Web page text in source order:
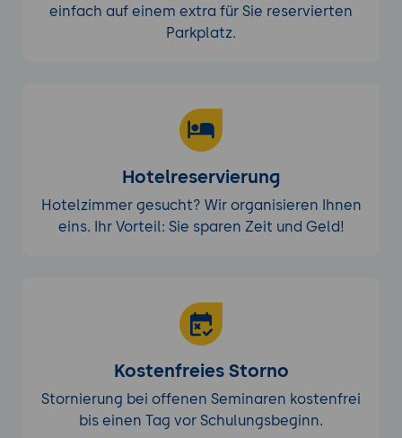
einfach auf einem extra für Sie reservierten
Parkplatz.
Hotelreservierung
Hotelzimmer gesucht? Wir organisieren Ihnen
eins. Ihr Vorteil: Sie sparen Zeit und Geld!
Kostenfreies Storno
Stornierung bei offenen Seminaren kostenfrei
bis einen Tag vor Schulungsbeginn.